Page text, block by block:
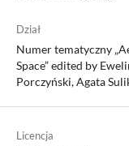
Dział
Numer tematyczny
Space” edited by
Porczyński, Agata
Licencja